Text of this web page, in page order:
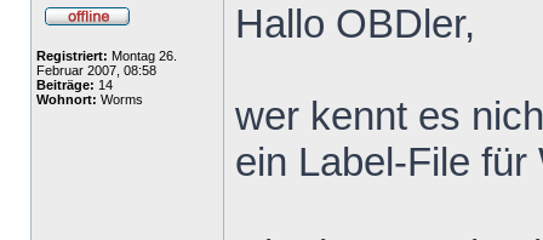
Registriert: Montag 26.
Februar 2007, 08:58
Beiträge: 14
Wohnort: Worms
Hallo OBDler,
wer kennt es
ein Label-File